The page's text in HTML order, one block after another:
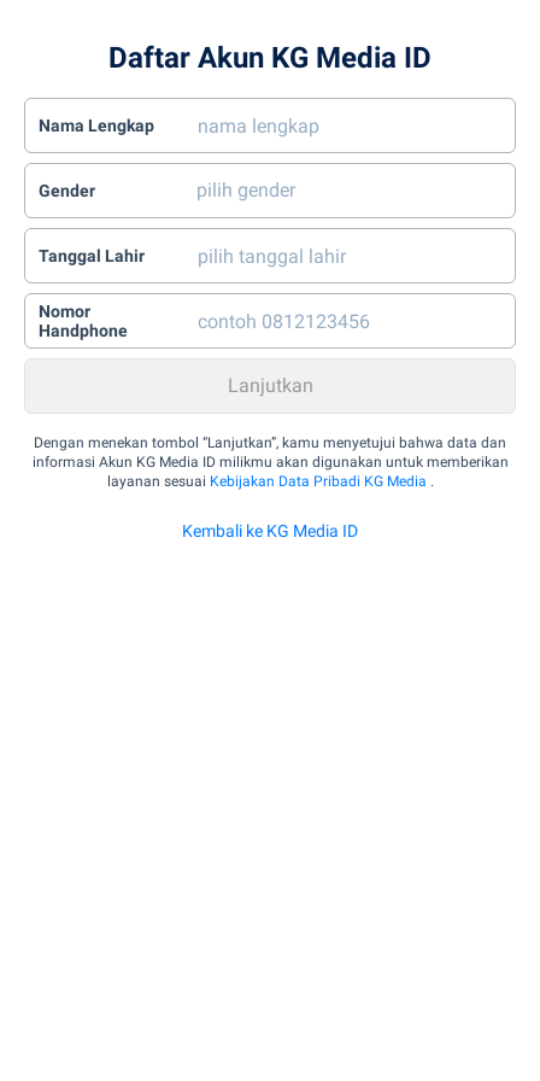
Daftar Akun KG Media ID
Nama Lengkap
Gender
Tanggal Lahir
Nomor
Handphone
Dengan menekan tombol “Lanjutkan”, kamu menyetujui bahwa data dan
informasi Akun KG Media ID milikmu akan digunakan untuk memberikan
layanan sesuai Kebijakan Data Pribadi KG Media .
Kembali ke KG Media ID